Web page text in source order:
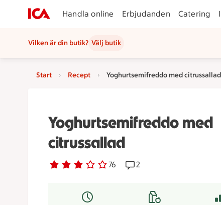
Handla online Erbjudanden Catering
Vilken är din butik? Välj butik
Start Recept Yoghurtsemifreddo med citrussallad
Yoghurtsemifreddo med
citrussallad
Betyg 3 av 5. 76
76 personer har röstatReceptet har 2
2